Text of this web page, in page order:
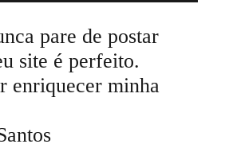
pare de postar
site é perfeito.
enriquecer minha